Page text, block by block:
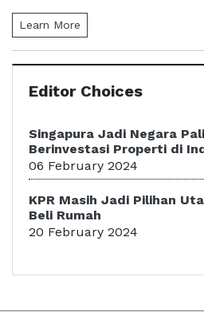
Learn More
Editor Choices
Singapura Jadi Negara
Berinvestasi Properti di
06 February 2024
KPR Masih Jadi Pilihan
Beli Rumah
20 February 2024